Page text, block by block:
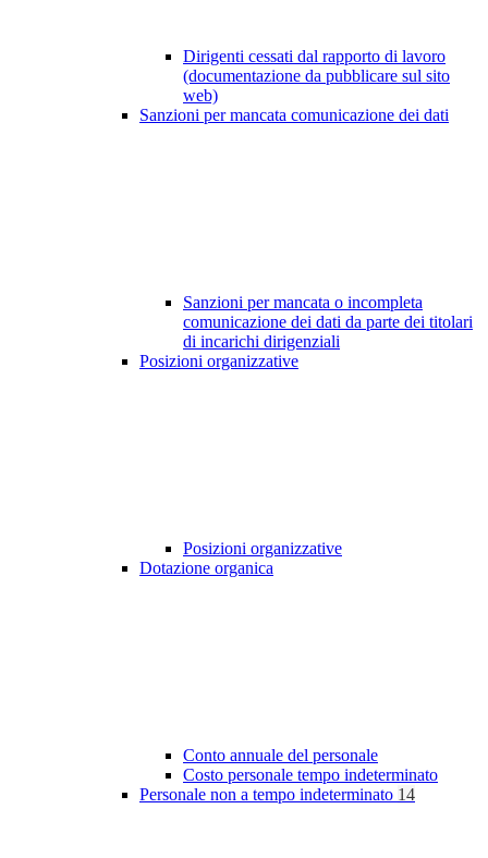
Dirigenti cessati dal rapporto di lavoro
(documentazione da pubblicare sul sito
web)
Sanzioni per mancata comunicazione dei dati
Sanzioni per mancata o incompleta
comunicazione dei dati da parte dei titolari
di incarichi dirigenziali
Posizioni organizzative
Posizioni organizzative
Dotazione organica
Conto annuale del personale
Costo personale tempo indeterminato
Personale non a tempo indeterminato 14